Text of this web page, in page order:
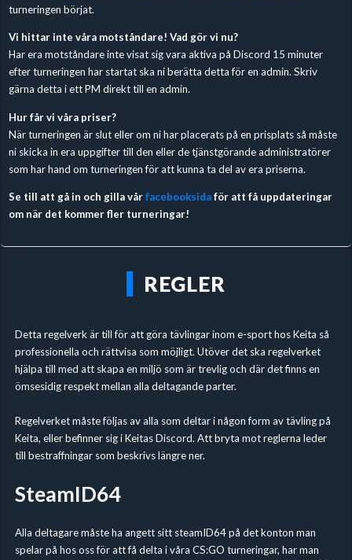
turneringen börjat.
Vi hittar inte våra motståndare! Vad gör vi nu?
Har era motståndare inte visat sig vara aktiva på Discord 15 minuter
efter turneringen har startat ska ni berätta detta för en admin. Skriv
gärna detta i ett PM direkt till en admin.
Hur får vi våra priser?
När turneringen är slut eller om ni har placerats på en prisplats så måste
ni skicka in era uppgifter till den eller de tjänstgörande administratörer
som har hand om turneringen för att kunna ta del av era priserna.
Se till att gå in och gilla vårfacebooksidaför att få uppdateringar
om när det kommer fler turneringar!
REGLER
Detta regelverk är till för att göra tävlingar inom e-sport hos Keita så
professionella och rättvisa som möjligt. Utöver det ska regelverket
hjälpa till med att skapa en miljö som är trevlig och där det finns en
ömsesidig respekt mellan alla deltagande parter.
Regelverket måste följas av alla som deltar i någon form av tävling på
Keita, eller befinner sig i Keitas Discord. Att bryta mot reglerna leder
till bestraffningar som beskrivs längre ner.
SteamID64
Alla deltagare måste ha angett sitt steamID64 på det konton man
spelar på hos oss för att få delta i våra CS:GO turneringar, har man